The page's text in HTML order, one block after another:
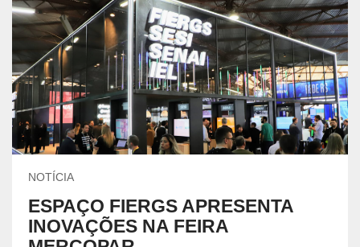
NOTÍCIA
ESPAÇO FIERGS APRESENTA
INOVAÇÕES NA FEIRA